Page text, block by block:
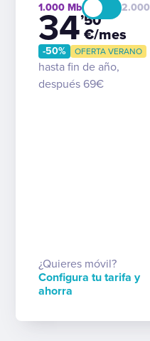
1.000 2.000
34’50
€/mes
-50% OFERTA VERANO
hasta fin de año,
después 69€
¿Quieres móvil?
Configura tu tarifa y
ahorra